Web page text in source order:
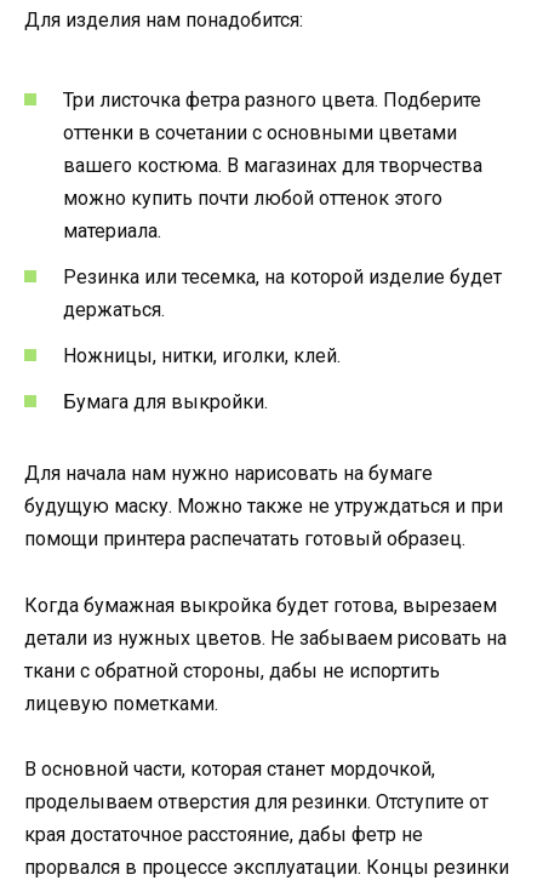
Для изделия нам понадобится:
Три листочка фетра разного цвета. Подберите
оттенки в сочетании с основными цветами
вашего костюма. В магазинах для творчества
можно купить почти любой оттенок этого
материала.
Резинка или тесемка, на которой изделие будет
держаться.
Ножницы, нитки, иголки, клей.
Бумага для выкройки.
Для начала нам нужно нарисовать на бумаге
будущую маску. Можно также не утруждаться и при
помощи принтера распечатать готовый образец.
Когда бумажная выкройка будет готова, вырезаем
детали из нужных цветов. Не забываем рисовать на
ткани с обратной стороны, дабы не испортить
лицевую пометками.
В основной части, которая станет мордочкой,
проделываем отверстия для резинки. Отступите от
края достаточное расстояние, дабы фетр не
прорвался в процессе эксплуатации. Концы резинки